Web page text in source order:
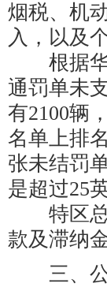
烟税、机
入，以及
根据华
通罚单未
有2100辆
名单上排
张未结罚
是超过25
特区总
款及滞纳
三、公